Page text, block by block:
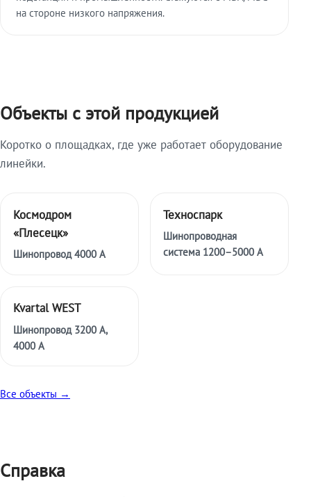
на стороне низкого напряжения.
Объекты с этой продукцией
Коротко о площадках, где уже работает оборудование
линейки.
Космодром
«Плесецк»
Шинопровод 4000 А
Техноспарк
Шинопроводная
система 1200–5000 А
Kvartal WEST
Шинопровод 3200 А,
4000 А
Все объекты →
Справка